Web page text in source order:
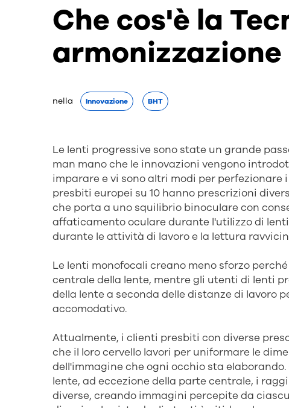
Che cos'è la
nella Innovazione BHT
Le lenti progressive sono state un grande
man mano che le innovazioni vengono
imparare e vi sono altri modi per perfezionare
presbiti europei su 10 hanno prescrizioni
che porta a uno squilibrio binoculare con
affaticamento oculare durante l'utilizzo di
durante le attività di lavoro e la lettura
Le lenti monofocali creano meno sforzo
centrale della lente, mentre gli utenti di lenti
della lente a seconda delle distanze di lavoro
accomodativo.
Attualmente, i clienti presbiti con diverse
che il loro cervello lavori per uniformare le
dell'immagine che ogni occhio sta
lente, ad eccezione della parte centrale, i
diverse, creando immagini percepite da